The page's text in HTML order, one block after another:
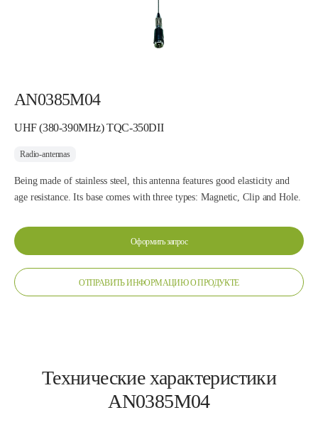
AN0385M04
UHF (380-390MHz) TQC-350DII
Radio-antennas
Being made of stainless steel, this antenna features good elasticity and
age resistance. Its base comes with three types: Magnetic, Clip and Hole.
Оформить запрос
ОТПРАВИТЬ ИНФОРМАЦИЮ О ПРОДУКТЕ
Технические характеристики
AN0385M04